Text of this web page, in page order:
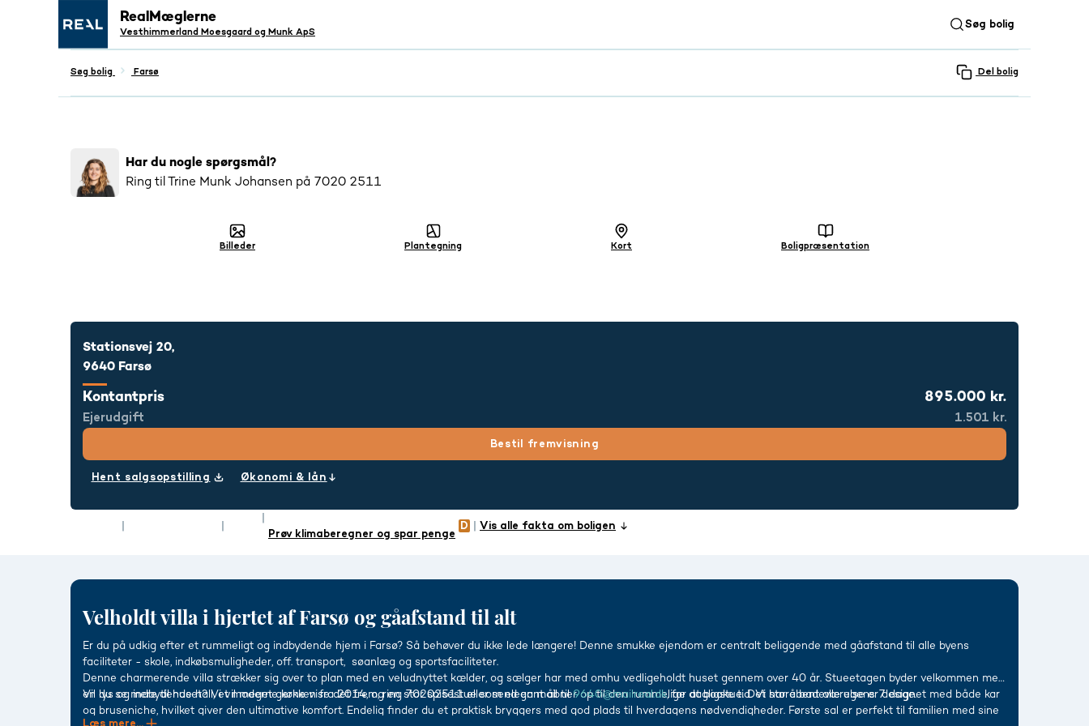
RealMæglerne
Vesthimmerland Moesgaard og Munk ApS
Søg bolig
Søg bolig Farsø Del bolig
Populær 7141har interageret med denne bolig
Har du nogle spørgsmål?
Ring til Trine Munk Johansen på 7020 2511
Billeder Plantegning Kort Boligpræsentation
Stationsvej 20,
9640 Farsø
Kontantpris 895.000 kr.
Ejerudgift 1.501 kr.
Bestil fremvisning
Hent salgsopstilling Økonomi & lån
Prøv klimaberegner og spar penge
Vis alle fakta om boligen
Velholdt villa i hjertet af Farsø og gåafstand til alt
Er du på udkig efter et rummeligt og indbydende hjem i Farsø? Så behøver du ikke lede længere! Denne smukke ejendom er centralt beliggende med gåafstand til alle byens
faciliteter - skole, indkøbsmuligheder, off. transport, søanlæg og sportsfaciliteter.
Denne charmerende villa strækker sig over to plan med en veludnyttet kælder, og sælger har med omhu vedligeholdt huset gennem over 40 år. Stueetagen byder velkommen med
en lys og indbydende hall, et moderne køkken fra 2014, og en stor spisestue som elegant åbner op til den rummelige dagligstue. Det store badeværelse er designet med både kar
og bruseniche, hvilket giver den ultimative komfort. Endelig finder du et praktisk bryggers med god plads til hverdagens nødvendigheder. Første sal er perfekt til familien med sine
Vil du se mere til huset? Vi vil meget gerne vise det frem, ring 70202511 eller send en mail til9640@mailreal.dk, for at booke tid. Vi har åbent alle ugens 7 dage.
Læs mere...